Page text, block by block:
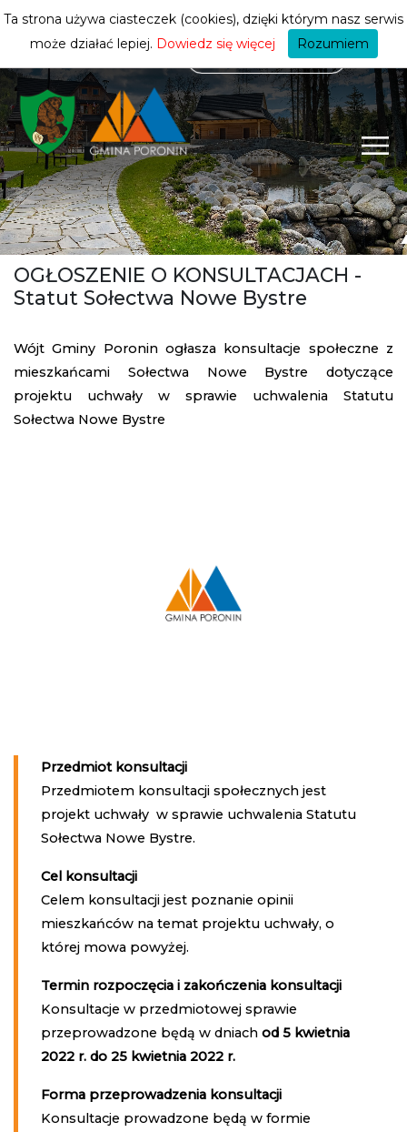
mieszkańca
OGŁOSZENIE O KONSULTACJACH -
Statut Sołectwa Nowe Bystre
Wójt Gminy Poronin ogłasza konsultacje społeczne z
mieszkańcami Sołectwa Nowe Bystre dotyczące
projektu uchwały w sprawie uchwalenia Statutu
Sołectwa Nowe Bystre
Przedmiot konsultacji
Przedmiotem konsultacji społecznych jest
projekt uchwały w sprawie uchwalenia Statutu
Sołectwa Nowe Bystre.
Cel konsultacji
Celem konsultacji jest poznanie opinii
mieszkańców na temat projektu uchwały, o
której mowa powyżej.
Termin rozpoczęcia i zakończenia konsultacji
Konsultacje w przedmiotowej sprawie
przeprowadzone będą w dniach od 5 kwietnia
2022 r. do 25 kwietnia 2022 r.
Forma przeprowadzenia konsultacji
Konsultacje prowadzone będą w formie
Ta strona używa ciasteczek (cookies), dzięki którym nasz serwis
może działać lepiej. Dowiedz się więcej Rozumiem